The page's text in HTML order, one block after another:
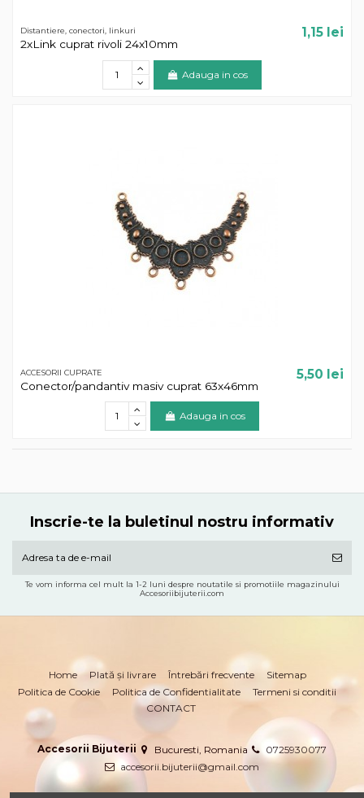
Distantiere, conectori, linkuri
2xLink cuprat rivoli 24x10mm
1,15 lei
Adauga in cos
ACCESORII CUPRATE
Conector/pandantiv masiv cuprat 63x46mm
5,50 lei
Adauga in cos
Inscrie-te la buletinul nostru informativ
Te vom informa cel mult la 1-2 luni despre noutatile si promotiile magazinului
Accesoriibijuterii.com
Home Plată și livrare Întrebări frecvente
Sitemap
Politica de Cookie
Politica de Confidentialitate
Termeni si conditii
CONTACT
Accesorii Bijuterii Bucuresti, Romania
0725930077
accesorii.bijuterii@gmail.com